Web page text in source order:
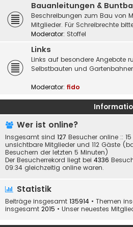
Bauanleitungen &
Beschreibungen zum Bau von
Mitglieder. Für Schreibrechte
Moderator: Stoffel
Links
Links auf besondere Angebote
Selbstbauten und
Moderator: fido
Wer ist online?
Insgesamt sind 127 Besucher online ::
unsichtbare Mitglieder und 112 Gäste
Besuchern der letzten 5 Minuten)
Der Besucherrekord liegt bei 4336
09:34 gleichzeitig online waren.
Statistik
Beiträge insgesamt 135914 • Themen
insgesamt 2015 • Unser neuestes